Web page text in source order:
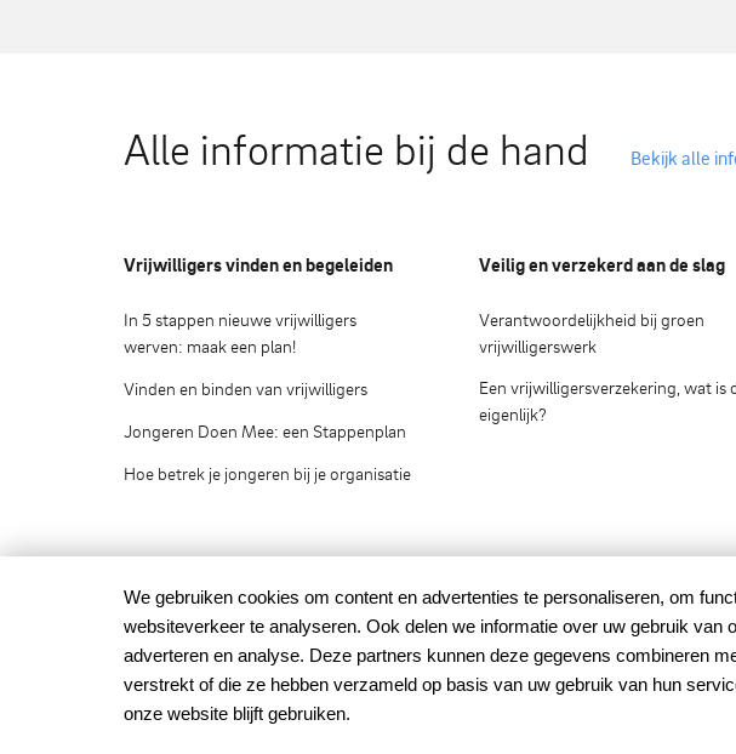
Alle informatie bij de hand Bekijk alle
Vrijwilligers vinden en begeleiden
In 5 stappen nieuwe vrijwilligers
werven: maak een plan!
Vinden en binden van vrijwilligers
Jongeren Doen Mee: een Stappenplan
Hoe betrek je jongeren bij je organisatie
Veilig en verzekerd aan de slag
Verantwoordelijkheid bij groen
vrijwilligerswerk
Een vrijwilligersverzekering, wat is
eigenlijk?
Groenbezig.nl © 2020
Groenbezig.nl is het vrijwilligersplatform van:
We gebruiken cookies om content en advertenties te personaliseren, om
websiteverkeer te analyseren. Ook delen we informatie over uw gebruik van
adverteren en analyse. Deze partners kunnen deze gegevens combineren
verstrekt of die ze hebben verzameld op basis van uw gebruik van hun
onze website blijft gebruiken.